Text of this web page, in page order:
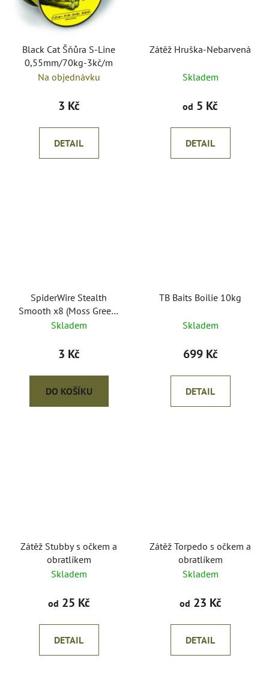
Black Cat Šňůra S-Line
0,55mm/70kg-3kč/m
Na objednávku
3 Kč
DETAIL
Zátěž Hruška-Nebarvená
Skladem
od 5 Kč
DETAIL
SpiderWire Stealth
Smooth x8 (Moss Green)
0,39mm/46.3kg-3kč/m
Skladem
3 Kč
DO KOŠÍKU
TB Baits Boilie 10kg
Skladem
699 Kč
DETAIL
Zátěž Stubby s očkem a
obratlíkem
Skladem
od 25 Kč
DETAIL
Zátěž Torpedo s očkem a
obratlíkem
Skladem
od 23 Kč
DETAIL